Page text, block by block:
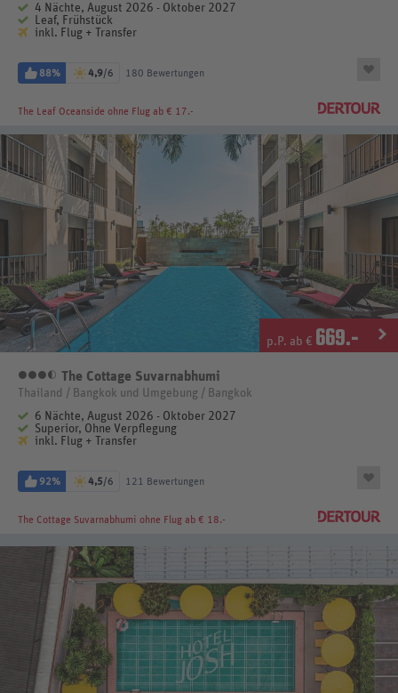
4 Nächte, August 2026 - Oktober 2027
Leaf, Frühstück
inkl. Flug + Transfer
88% 4,9/6 180 Bewertungen
The Leaf Oceanside ohne Flug ab € 17.-
p.P. ab € 669.-
3,5 Sterne
The Cottage Suvarnabhumi
Thailand / Bangkok und Umgebung / Bangkok
6 Nächte, August 2026 - Oktober 2027
Superior, Ohne Verpflegung
inkl. Flug + Transfer
92% 4,5/6 121 Bewertungen
The Cottage Suvarnabhumi ohne Flug ab € 18.-